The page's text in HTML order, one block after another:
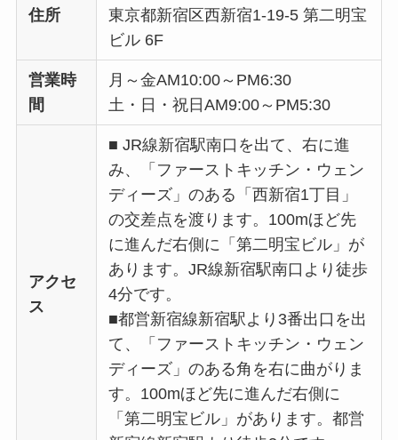
住所
東京都新宿区西新宿1-19-5 第二明宝
ビル 6F
営業時
間
月～金AM10:00～PM6:30
土・日・祝日AM9:00～PM5:30
アクセ
ス
■ JR線新宿駅南口を出て、右に進
み、「ファーストキッチン・ウェン
ディーズ」のある「西新宿1丁目」
の交差点を渡ります。100mほど先
に進んだ右側に「第二明宝ビル」が
あります。JR線新宿駅南口より徒歩
4分です。
■都営新宿線新宿駅より3番出口を出
て、「ファーストキッチン・ウェン
ディーズ」のある角を右に曲がりま
す。100mほど先に進んだ右側に
「第二明宝ビル」があります。都営